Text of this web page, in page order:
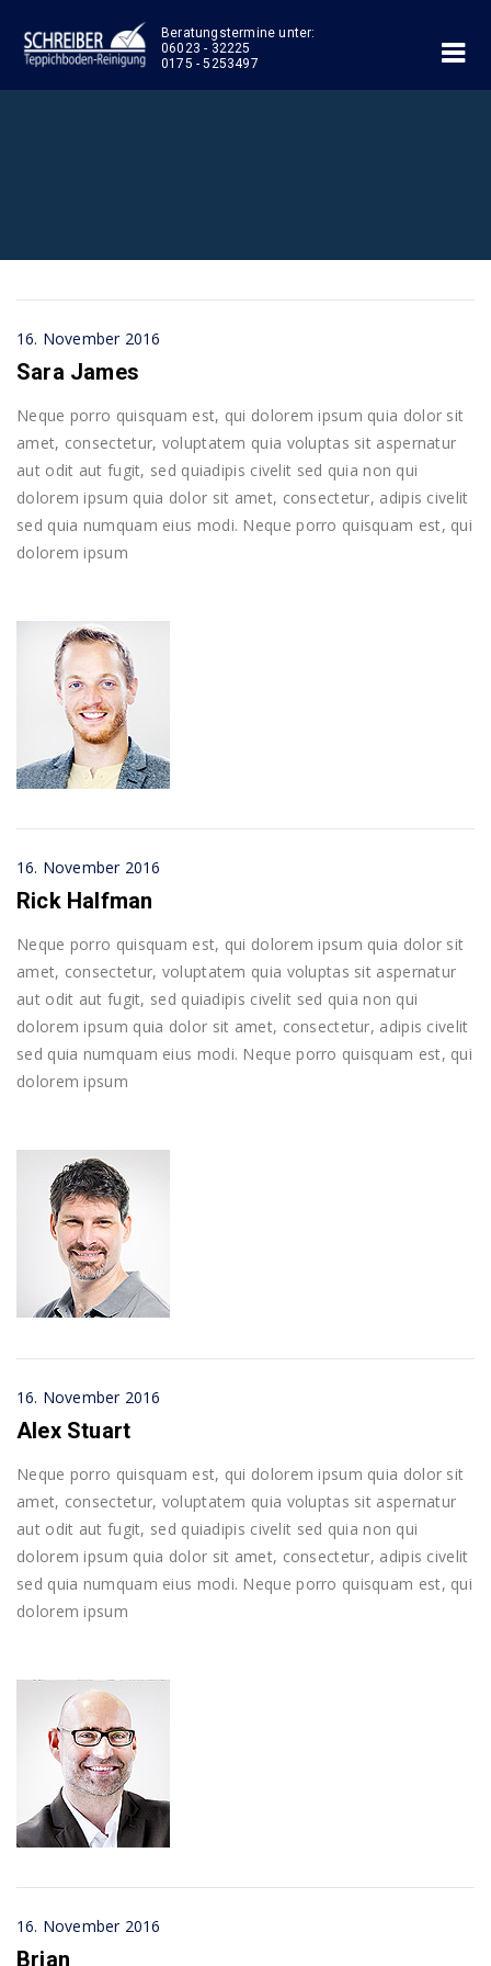
Beratungstermine unter:
06023 - 32225
0175 - 5253497
16. November 2016
Sara James
Neque porro quisquam est, qui dolorem ipsum quia dolor sit
amet, consectetur, voluptatem quia voluptas sit aspernatur
aut odit aut fugit, sed quiadipis civelit sed quia non qui
dolorem ipsum quia dolor sit amet, consectetur, adipis civelit
sed quia numquam eius modi. Neque porro quisquam est, qui
dolorem ipsum
16. November 2016
Rick Halfman
Neque porro quisquam est, qui dolorem ipsum quia dolor sit
amet, consectetur, voluptatem quia voluptas sit aspernatur
aut odit aut fugit, sed quiadipis civelit sed quia non qui
dolorem ipsum quia dolor sit amet, consectetur, adipis civelit
sed quia numquam eius modi. Neque porro quisquam est, qui
dolorem ipsum
16. November 2016
Alex Stuart
Neque porro quisquam est, qui dolorem ipsum quia dolor sit
amet, consectetur, voluptatem quia voluptas sit aspernatur
aut odit aut fugit, sed quiadipis civelit sed quia non qui
dolorem ipsum quia dolor sit amet, consectetur, adipis civelit
sed quia numquam eius modi. Neque porro quisquam est, qui
dolorem ipsum
16. November 2016
Brian